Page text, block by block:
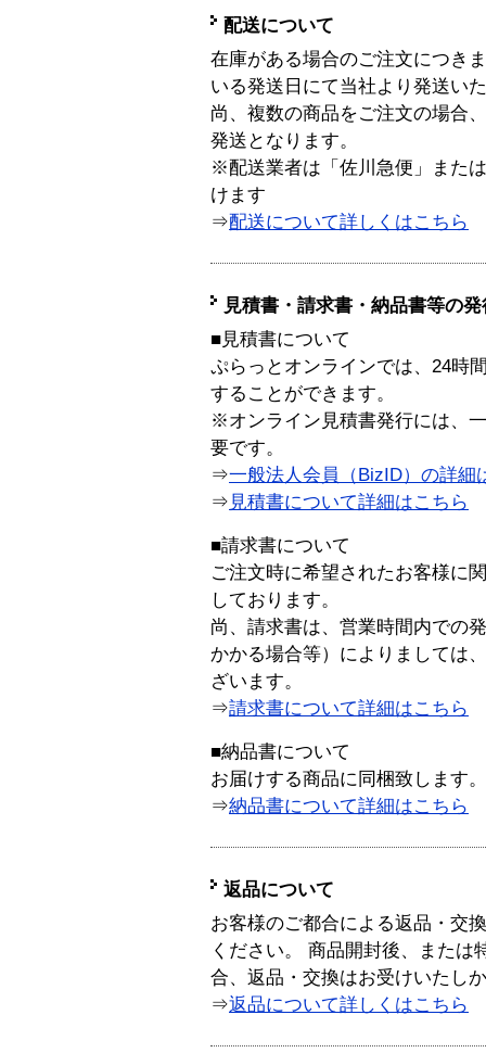
配送について
在庫がある場合のご注文につき
いる発送日にて当社より発送い
尚、複数の商品をご注文の場合
発送となります。
※配送業者は「佐川急便」また
けます
⇒配送について詳しくはこちら
見積書・請求書・納品書等の
■見積書について
ぷらっとオンラインでは、24時
することができます。
※オンライン見積書発行には、
要です。
⇒一般法人会員（BizID）の詳細
⇒ 見積書について詳細はこちら
■請求書について
ご注文時に希望されたお客様に
しております。
尚、請求書は、営業時間内での
かかる場合等）によりましては
ざいます。
⇒請求書について詳細はこちら
■納品書について
お届けする商品に同梱致します。
⇒納品書について詳細はこちら
返品について
お客様のご都合による返品・交
ください。 商品開封後、または
合、返品・交換はお受けいたし
⇒返品について詳しくはこちら